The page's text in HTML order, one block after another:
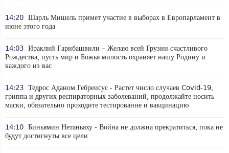
14:20 Шарль Мишель примет участие в выборах в Европарламент в
июне этого года
14:03 Ираклий Гарибашвили – Желаю всей Грузии счастливого
Рождества, пусть мир и Божья милость охраняет нашу Родину и
каждого из вас
14:23 Тедрос Аданом Гебреисус - Растет число случаев Covid-19,
гриппа и других респираторных заболеваний, продолжайте носить
маски, обязательно проходите тестирование и вакцинацию
14:10 Биньямин Нетаньяху - Война не должна прекратиться, пока не
будут достигнуты все цели